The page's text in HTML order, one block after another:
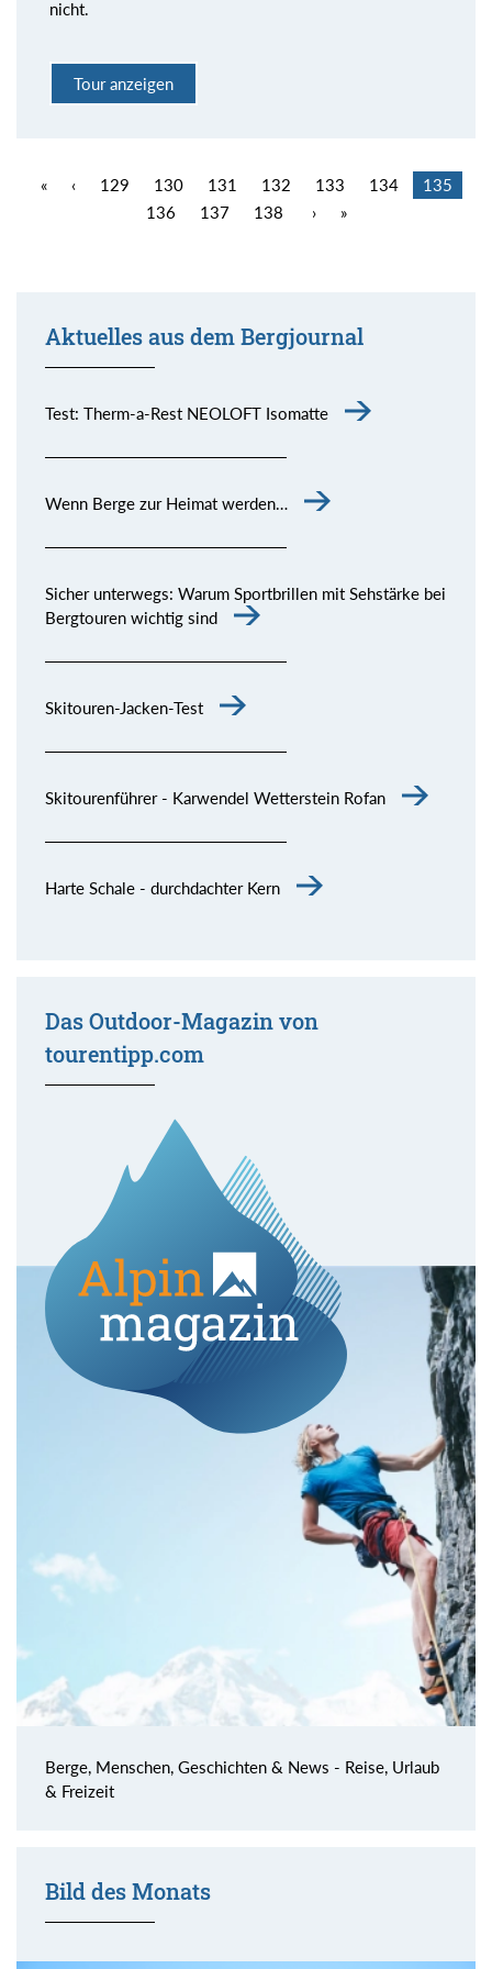
nicht.
Tour anzeigen
« ‹ 129 130 131 132 133 134
135
136
137 138 › »
Aktuelles aus dem Bergjournal
Test: Therm-a-Rest NEOLOFT Isomatte
Wenn Berge zur Heimat werden…
Sicher unterwegs: Warum Sportbrillen mit Sehstärke bei
Bergtouren wichtig sind
Skitouren-Jacken-Test
Skitourenführer - Karwendel Wetterstein Rofan
Harte Schale - durchdachter Kern
Das Outdoor-Magazin von
tourentipp.com
Berge, Menschen, Geschichten & News - Reise, Urlaub
& Freizeit
Bild des Monats